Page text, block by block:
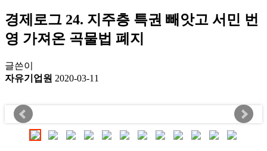
경제로그 24. 지주층 특권 빼앗고 서민 번
영 가져온 곡물법 폐지
글쓴이
자유기업원 2020-03-11